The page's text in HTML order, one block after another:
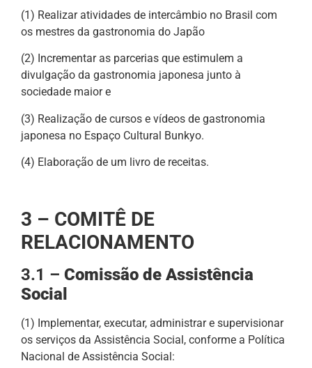
(1) Realizar atividades de intercâmbio no Brasil com
os mestres da gastronomia do Japão
(2) Incrementar as parcerias que estimulem a
divulgação da gastronomia japonesa junto à
sociedade maior e
(3) Realização de cursos e vídeos de gastronomia
japonesa no Espaço Cultural Bunkyo.
(4) Elaboração de um livro de receitas.
3 – COMITÊ DE
RELACIONAMENTO
3.1 – Comissão de Assistência
Social
(1) Implementar, executar, administrar e supervisionar
os serviços da Assistência Social, conforme a Política
Nacional de Assistência Social: